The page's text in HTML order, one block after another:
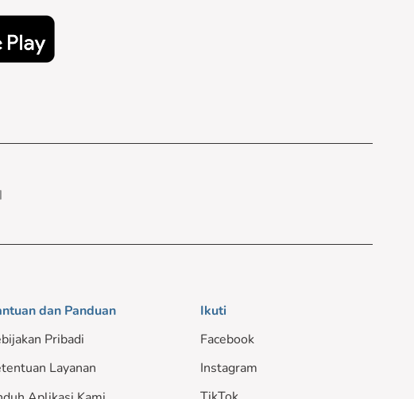
dan Panduan
Pribadi
Layanan
Ikuti
Facebook
Instagram